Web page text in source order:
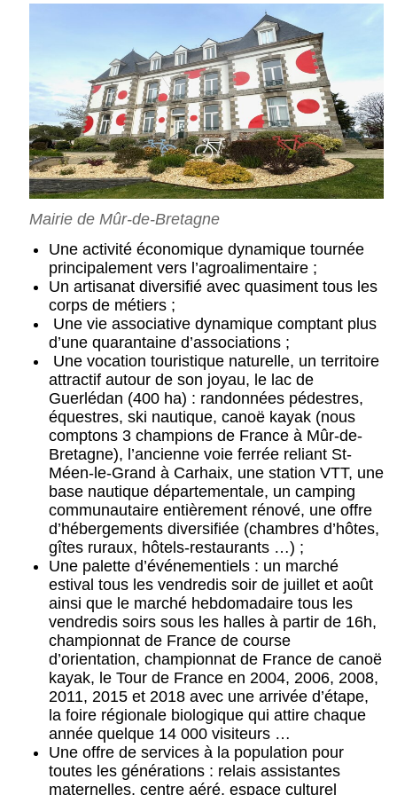
Mairie de Mûr-de-Bretagne
Une activité économique dynamique tournée
principalement vers l’agroalimentaire ;
Un artisanat diversifié avec quasiment tous les
corps de métiers ;
Une vie associative dynamique comptant plus
d’une quarantaine d’associations ;
Une vocation touristique naturelle, un territoire
attractif autour de son joyau, le lac de
Guerlédan (400 ha) : randonnées pédestres,
équestres, ski nautique, canoë kayak (nous
comptons 3 champions de France à Mûr-de-
Bretagne), l’ancienne voie ferrée reliant St-
Méen-le-Grand à Carhaix, une station VTT, une
base nautique départementale, un camping
communautaire entièrement rénové, une offre
d’hébergements diversifiée (chambres d’hôtes,
gîtes ruraux, hôtels-restaurants …) ;
Une palette d’événementiels : un marché
estival tous les vendredis soir de juillet et août
ainsi que le marché hebdomadaire tous les
vendredis soirs sous les halles à partir de 16h,
championnat de France de course
d’orientation, championnat de France de canoë
kayak, le Tour de France en 2004, 2006, 2008,
2011, 2015 et 2018 avec une arrivée d’étape,
la foire régionale biologique qui attire chaque
année quelque 14 000 visiteurs …
Une offre de services à la population pour
toutes les générations : relais assistantes
maternelles, centre aéré, espace culturel